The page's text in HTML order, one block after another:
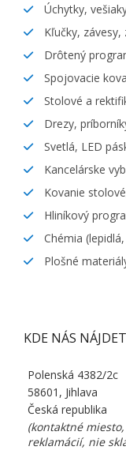
Úchytky,
Kľučky, závesy,
Drôtený
Spojovacie
Stolové a
Drezy,
Svetlá, LED
Kancelárske
Kovanie
Hliníkový
Chémia
Plošné
KDE NÁS
Polenská 4382/2c
58601, Jihlava
Česká republika
(kontaktné
reklamácií, nie